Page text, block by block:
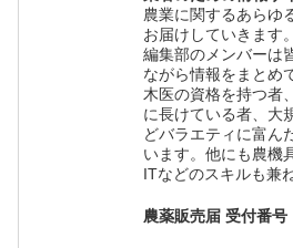
農業に関するあらゆ
お届けしていきます。
編集部のメンバーは
ながら情報をまとめ
木医の資格を持つ者
に長けている者、大
どバラエティに富ん
います。他にも農機
ITなどのスキルも兼
農薬販売届 受付番